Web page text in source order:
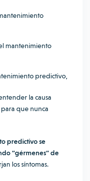
mantenimiento
predictivo,
la causa
para que nunca
predictivo se
“gérmenes” de
los síntomas.